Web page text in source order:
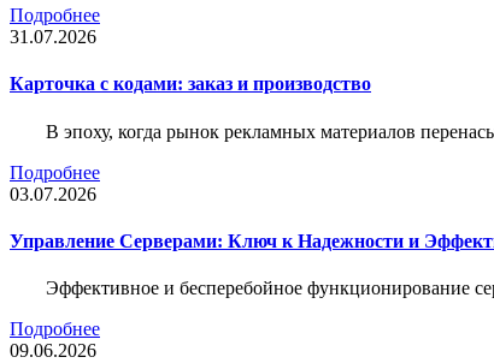
Подробнее
31.07.2026
Карточка c кодами: заказ и производство
В эпоху, когда рынок рекламных материалов
Подробнее
03.07.2026
Управление Серверами: Ключ к Надежности и
Эффективное и бесперебойное функционирование
Подробнее
09.06.2026